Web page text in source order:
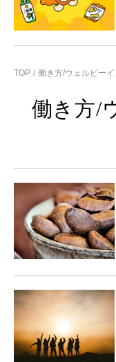
TOP 働き方/ウェルビー
働き方/